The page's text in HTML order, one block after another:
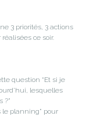
3 priorités, 3 actions
réalisées ce soir.
question “Et si je
lesquelles
?”
le planning” pour